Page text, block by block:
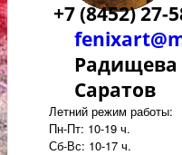
+7 (8452) 27-
Радищева
Саратов
Летний режим работы:
Пн-Пт: 10-19 ч.
Сб-Вс: 10-17 ч.